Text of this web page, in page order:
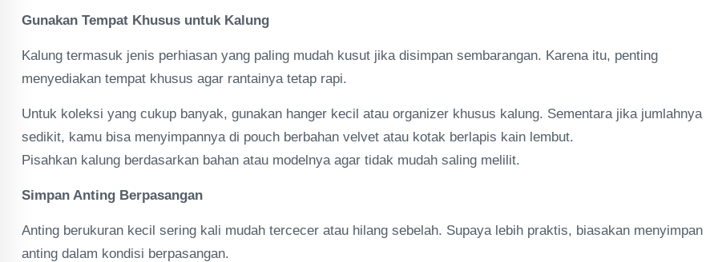
Gunakan Tempat Khusus untuk Kalung
Kalung termasuk jenis perhiasan yang paling mudah kusut jika disimpan sembarangan. Karena itu, penting
menyediakan tempat khusus agar rantainya tetap rapi.
Untuk koleksi yang cukup banyak, gunakan hanger kecil atau organizer khusus kalung. Sementara jika jumlahnya
sedikit, kamu bisa menyimpannya di pouch berbahan velvet atau kotak berlapis kain lembut.
Pisahkan kalung berdasarkan bahan atau modelnya agar tidak mudah saling melilit.
Simpan Anting Berpasangan
Anting berukuran kecil sering kali mudah tercecer atau hilang sebelah. Supaya lebih praktis, biasakan menyimpan
anting dalam kondisi berpasangan.